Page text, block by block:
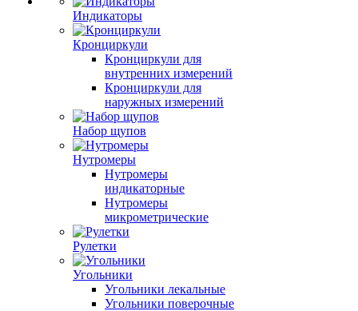
Индикаторы
Кронциркули
Кронциркули для
внутренних измерений
Кронциркули для
наружных измерений
Набор щупов
Нутромеры
Нутромеры
индикаторные
Нутромеры
микрометрические
Рулетки
Угольники
Угольники лекальные
Угольники поверочные